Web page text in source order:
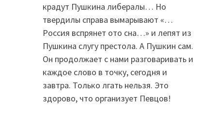
крадут Пушкина либералы… Но
твердилы справа вымарывают «…
Россия вспрянет ото сна…» и лепят из
Пушкина слугу престола. А Пушкин сам.
Он продолжает с нами разговаривать и
каждое слово в точку, сегодня и
завтра. Только лгать нельзя. Это
здорово, что организует Певцов!